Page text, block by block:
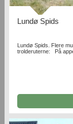
Lundø Spids
Lundø Spids. Flere
trolderuterne: På